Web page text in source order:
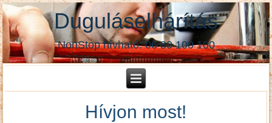
Duguláselhárítás
NonStop hívható: 06 80 100 100
Hívjon most!